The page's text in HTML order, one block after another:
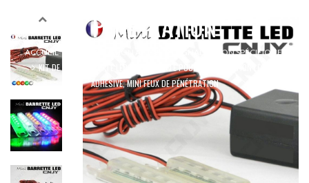
PÉNÉTRATION
ACCUEIL SIGNALISATION SPÉCIFIQUE
KIT DE MINI BARRETTE LED CLIGNOTANTE POUR SIGNALISATION LÉGÈRE
ADHÉSIVE, MINI FEUX DE PÉNÉTRATION